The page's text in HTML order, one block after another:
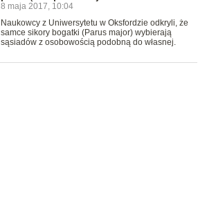
8 maja 2017, 10:04
Naukowcy z Uniwersytetu w Oksfordzie odkryli, że
samce sikory bogatki (Parus major) wybierają
sąsiadów z osobowością podobną do własnej.